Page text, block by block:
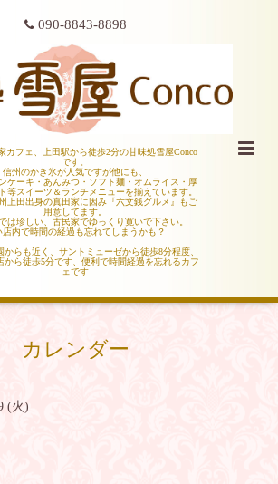
090-8843-8898
カフェ、上田駅から徒歩2分の甘味処雪屋Conco
です。
信州のかき氷が人気ですが他にも、
ケーキ・あんみつ・ソフト麺・オムライス・厚
等スイーツ＆ランチメニューを揃えています。
上田出身の真田家に因み『六文銭グルメ』もご
用意してます。
は珍しい、古民家でゆっくり寛いで下さい。
店内で時間の経過も忘れてしまうかも？
からも近く、サントミューゼから徒歩8分程度、
から徒歩5分です、便利で時間経過を忘れるカフ
ェです
カレンダー
(火)